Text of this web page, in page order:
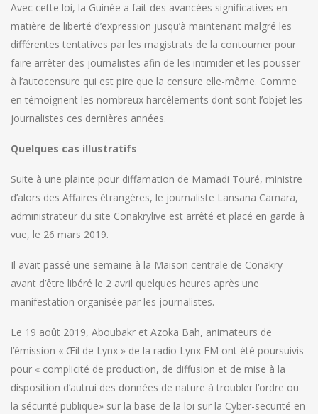
Avec cette loi, la Guinée a fait des avancées significatives en
matière de liberté d’expression jusqu’à maintenant malgré les
différentes tentatives par les magistrats de la contourner pour
faire arrêter des journalistes afin de les intimider et les pousser
à l’autocensure qui est pire que la censure elle-même. Comme
en témoignent les nombreux harcèlements dont sont l’objet les
journalistes ces dernières années.
Quelques cas illustratifs
Suite à une plainte pour diffamation de Mamadi Touré, ministre
d’alors des Affaires étrangères, le journaliste Lansana Camara,
administrateur du site Conakrylive est arrêté et placé en garde à
vue, le 26 mars 2019.
Il avait passé une semaine à la Maison centrale de Conakry
avant d’être libéré le 2 avril quelques heures après une
manifestation organisée par les journalistes.
Le 19 août 2019, Aboubakr et Azoka Bah, animateurs de
l’émission « Œil de Lynx » de la radio Lynx FM ont été poursuivis
pour « complicité de production, de diffusion et de mise à la
disposition d’autrui des données de nature à troubler l’ordre ou
la sécurité publique» sur la base de la loi sur la Cyber-securité en